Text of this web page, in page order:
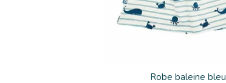
Robe baleine bleu